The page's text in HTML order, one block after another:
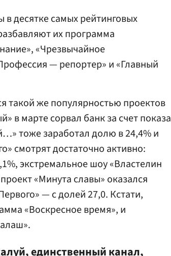
десятке самых рейтинговых
их программа
«Чрезвычайное
— репортер» и «Главный
такой же популярностью проектов
в марте сорвал банк за счет показа
тоже заработал долю в 24,4% и
смотрят достаточно активно:
экстремальное шоу «Властелин
«Минута славы» оказался
— с долей 27,0. Кстати,
«Воскресное время», и
единственный канал,